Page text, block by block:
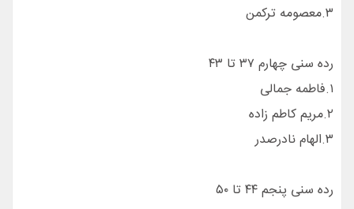
۳.معصومه ترکمن
رده سنی چهارم ۳۷ تا ۴۳
۱.فاطمه جمالی
۲.مریم کاطم زاده
۳.الهام نادرصدر
رده سنی پنجم ۴۴ تا ۵۰